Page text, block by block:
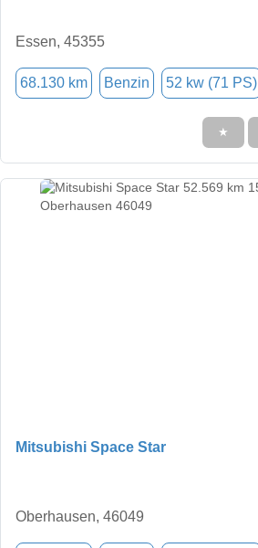
Essen, 45355
68.130 km Benzin 52 kw (71 PS)
★
Mitsubishi Space Star
Oberhausen, 46049